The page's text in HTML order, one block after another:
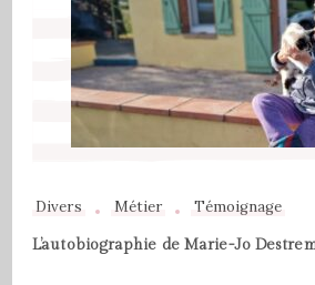
Divers Métier Témoignage
L’autobiographie de Marie-Jo